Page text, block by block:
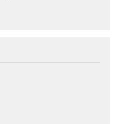
flik, extern webbplats,
webbplats,
flik, extern webbplats,
postklient,